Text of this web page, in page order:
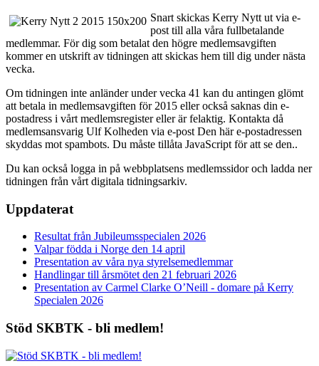
Snart skickas Kerry Nytt ut via e-
post till alla våra fullbetalande
medlemmar. För dig som betalat den högre medlemsavgiften
kommer en utskrift av tidningen att skickas hem till dig under nästa
vecka.
Om tidningen inte anländer under vecka 41 kan du antingen glömt
att betala in medlemsavgiften för 2015 eller också saknas din e-
postadress i vårt medlemsregister eller är felaktig. Kontakta då
medlemsansvarig Ulf Kolheden via e-post Den här e-postadressen
skyddas mot spambots. Du måste tillåta JavaScript för att se den..
Du kan också logga in på webbplatsens medlemssidor och ladda ner
tidningen från vårt digitala tidningsarkiv.
Uppdaterat
Resultat från Jubileumsspecialen 2026
Valpar födda i Norge den 14 april
Presentation av våra nya styrelsemedlemmar
Handlingar till årsmötet den 21 februari 2026
Presentation av Carmel Clarke O’Neill - domare på Kerry
Specialen 2026
Stöd SKBTK - bli medlem!